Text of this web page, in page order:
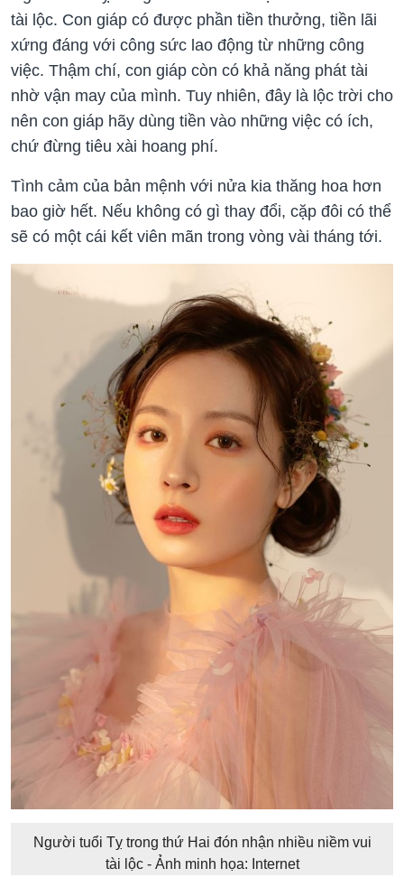
tài lộc. Con giáp có được phần tiền thưởng, tiền lãi
xứng đáng với công sức lao động từ những công
việc. Thậm chí, con giáp còn có khả năng phát tài
nhờ vận may của mình. Tuy nhiên, đây là lộc trời cho
nên con giáp hãy dùng tiền vào những việc có ích,
chứ đừng tiêu xài hoang phí.
Tình cảm của bản mệnh với nửa kia thăng hoa hơn
bao giờ hết. Nếu không có gì thay đổi, cặp đôi có thể
sẽ có một cái kết viên mãn trong vòng vài tháng tới.
Người tuổi Tỵ trong thứ Hai đón nhận nhiều niềm vui
tài lộc - Ảnh minh họa: Internet